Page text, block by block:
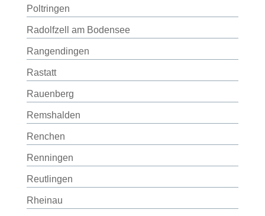
Poltringen
Radolfzell am Bodensee
Rangendingen
Rastatt
Rauenberg
Remshalden
Renchen
Renningen
Reutlingen
Rheinau